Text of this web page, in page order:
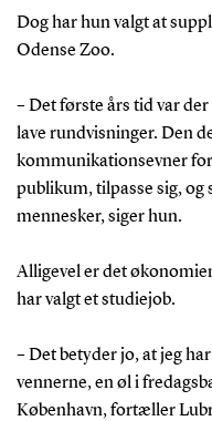
Dog har hun valgt at
Odense Zoo.
– Det første års tid var
lave rundvisninger. Den
kommunikationsevner
publikum, tilpasse sig, og
mennesker, siger hun.
Alligevel er det
har valgt et studiejob.
– Det betyder jo, at jeg
vennerne, en øl i
København, fortæller